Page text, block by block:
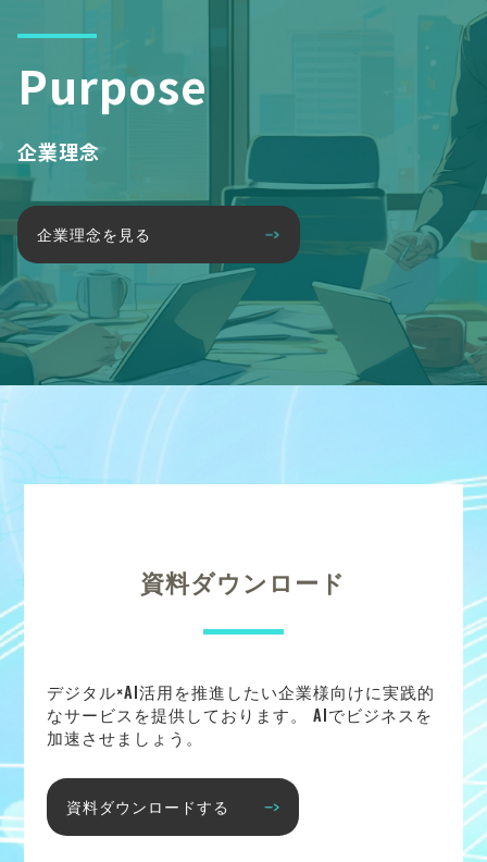
Purpose
企業理念
企業理念を見る
資料ダウンロード
デジタル×AI活用を推進したい企業様向けに実践的
なサービスを提供しております。 AIでビジネスを
加速させましょう。
資料ダウンロードする